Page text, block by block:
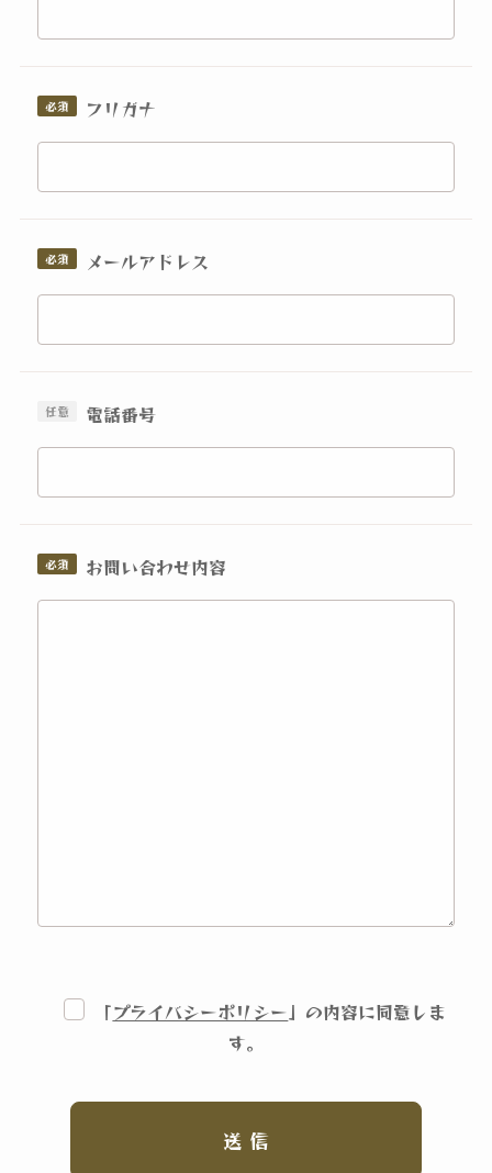
フリガナ
メールアドレス
電話番号
お問い合わせ内容
「プライバシーポリシー」の内容に同意しま
す。